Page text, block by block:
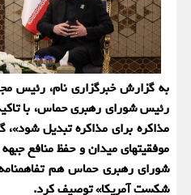
به گزارش خبرگزاری نام، رئیس
رئیس شورای رهبری حماس، با
مذاکره برای مذاکره تبدیل
موفقیتهای میدان و حفظ منافع
شورای رهبری حماس هم تفاهمنامه
شکست آمریکا» توصیف کرد.